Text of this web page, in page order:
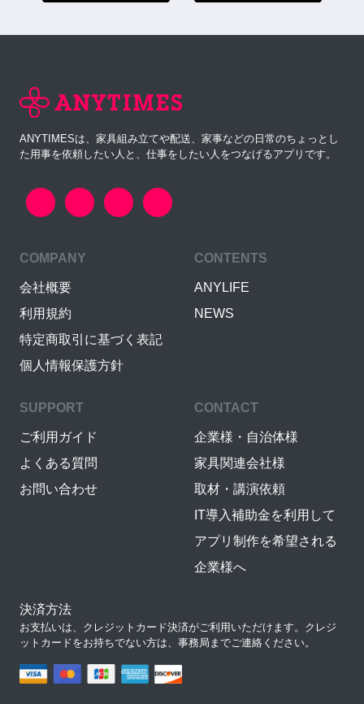
ANYTIMESは、家具組み立てや配送、家事などの日常のちょっとし
た用事を依頼したい人と、仕事をしたい人をつなげるアプリです。
COMPANY
会社概要
利用規約
特定商取引に基づく表記
個人情報保護方針
CONTENTS
ANYLIFE
NEWS
SUPPORT
ご利用ガイド
よくある質問
お問い合わせ
CONTACT
企業様・自治体様
家具関連会社様
取材・講演依頼
IT導入補助金を利用して
アプリ制作を希望される
企業様へ
決済方法
お支払いは、クレジットカード決済がご利用いただけます。クレジ
ットカードをお持ちでない方は、事務局までご連絡ください。